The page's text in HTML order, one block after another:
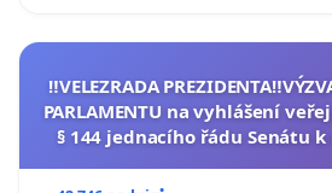
‼️VELEZRADA
PARLAMENTU na vyhlášení
§ 144 jednacího řádu Senátu